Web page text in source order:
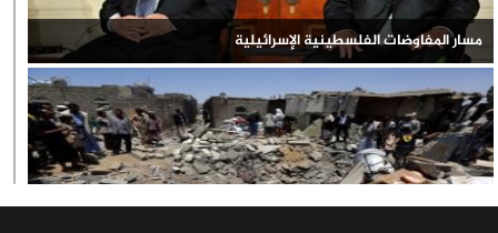
مسار المفاوضات الفلسطينية الإسرائيلية